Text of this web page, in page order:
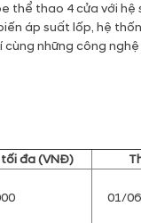
thể thao 4 cửa với
áp suất lốp, hệ
những công nghệ
đa (VNĐ)
01/